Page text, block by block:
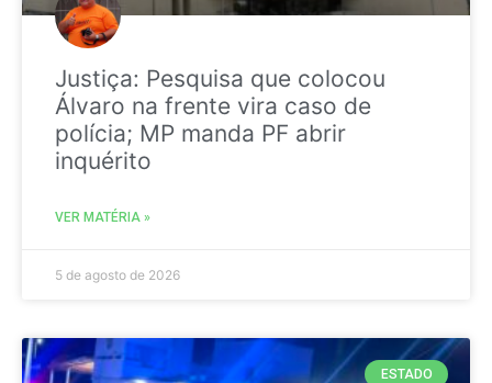
Justiça: Pesquisa que colocou
Álvaro na frente vira caso de
polícia; MP manda PF abrir
inquérito
VER MATÉRIA »
5 de agosto de 2026
ESTADO